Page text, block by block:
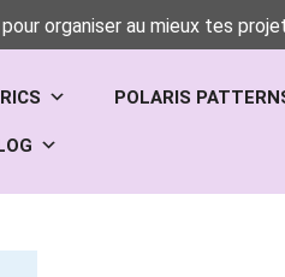
organiser au mieux tes
POLARIS